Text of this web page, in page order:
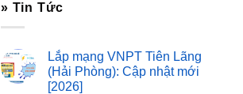
» Tin Tức
Lắp mạng VNPT Tiên Lãng
(Hải Phòng): Cập nhật mới
[2026]